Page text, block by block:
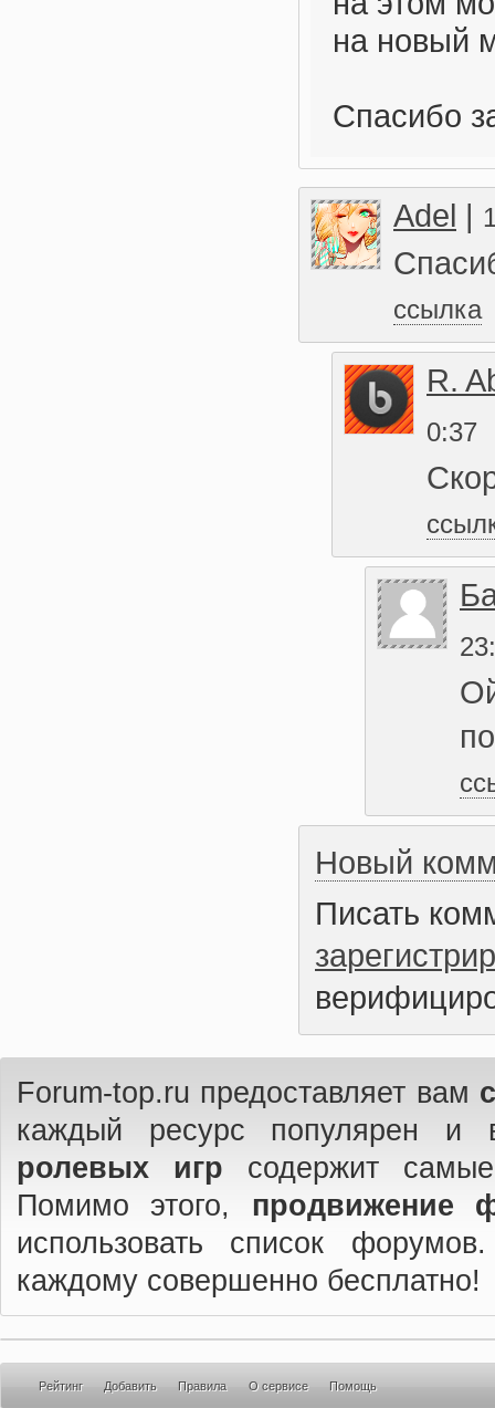
на новый
Спасибо
Adel |
ссылка
R.
0:37
Новый
Писать
Forum-top.ru предоставляет вам
каждый ресурс популярен
ролевых игр содержит
Помимо этого, продвижение
использовать список
каждому совершенно бесплатно!
Рейтинг Добавить Правила О сервисе Помощь